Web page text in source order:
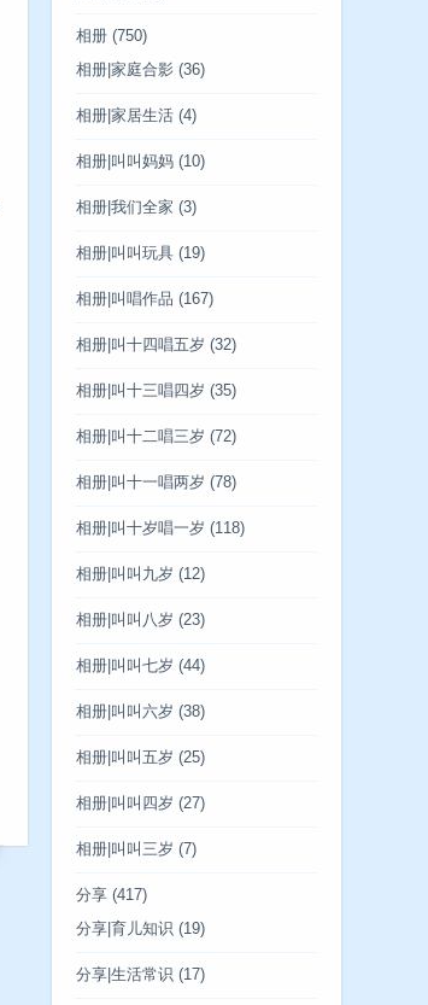
相册 (750)
相册|家庭合影 (36)
相册|家居生活 (4)
相册|叫叫妈妈 (10)
相册|我们全家 (3)
相册|叫叫玩具 (19)
相册|叫唱作品 (167)
相册|叫十四唱五岁 (32)
相册|叫十三唱四岁 (35)
相册|叫十二唱三岁 (72)
相册|叫十一唱两岁 (78)
相册|叫十岁唱一岁 (118)
相册|叫叫九岁 (12)
相册|叫叫八岁 (23)
相册|叫叫七岁 (44)
相册|叫叫六岁 (38)
相册|叫叫五岁 (25)
相册|叫叫四岁 (27)
相册|叫叫三岁 (7)
分享 (417)
分享|育儿知识 (19)
分享|生活常识 (17)